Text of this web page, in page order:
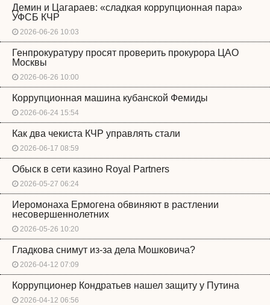
Демин и Цагараев: «сладкая коррупционная пара»
УФСБ КЧР
2026-06-26 10:03
Генпрокуратуру просят проверить прокурора ЦАО
Москвы
2026-06-26 10:00
Коррупционная машина кубанской Фемиды
2026-06-24 15:54
Как два чекиста КЧР управлять стали
2026-06-17 08:59
Обыск в сети казино Royal Partners
2026-05-27 06:24
Иеромонаха Ермогена обвиняют в растлении
несовершеннолетних
2026-05-26 10:20
Гладкова снимут из-за дела Мошковича?
2026-04-12 07:09
Коррупционер Кондратьев нашел защиту у Путина
2026-04-12 06:56